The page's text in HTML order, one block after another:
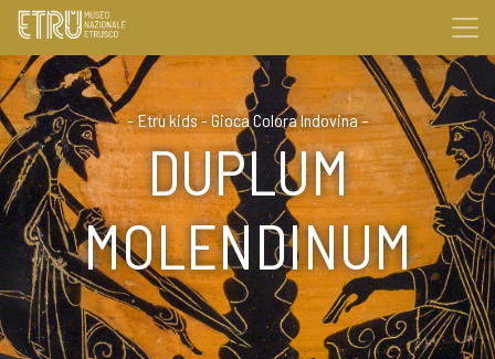
–Etru kids - Gioca Colora Indovina–
DUPLUM
MOLENDINUM